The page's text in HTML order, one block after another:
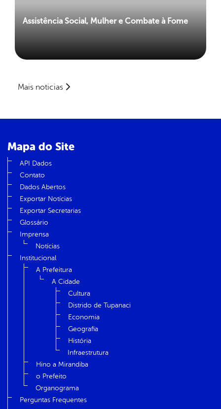
Assistência Social, Mulher e Combate à Fome
Mais noticias
Mapa do Site
API Dados
Contato
Dados Abertos
Exportar Notícias
Exportar Secretarias
Glossário
Imprensa
Notícias
Institucional
A Prefeitura
A Cidade
Cultura
Distrido de Tupanaci
Economia
Geografia
História
Infraestrutura
Hino a Mirandiba
o Prefeito
Organograma
Perguntas Frequentes